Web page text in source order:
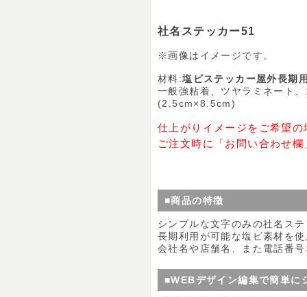
社名ステッカー51
※画像はイメージです。
材料:塩ビステッカー屋外長期
一般強粘着、ツヤラミネート
(2.5cm×8.5cm)
仕上がりイメージをご希望の
ご注文時に「お問い合わせ
■商品の特徴
シンプルな文字のみの社名ス
長期利用が可能な塩ビ素材を
会社名や店舗名、また電話番
■WEBデザイン編集で簡単に